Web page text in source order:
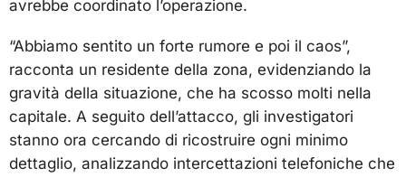
avrebbe coordinato l’operazione.
“Abbiamo sentito un forte rumore e poi il caos”,
racconta un residente della zona, evidenziando la
gravità della situazione, che ha scosso molti nella
capitale. A seguito dell’attacco, gli investigatori
stanno ora cercando di ricostruire ogni minimo
dettaglio, analizzando intercettazioni telefoniche che